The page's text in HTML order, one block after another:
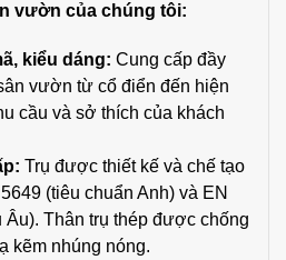
vườn của chúng tôi:
kiểu dáng: Cung cấp đầy
vườn từ cổ điển đến hiện
cầu và sở thích của khách
Trụ được thiết kế và chế tạo
(tiêu chuẩn Anh) và EN
Âu). Thân trụ thép được chống
kẽm nhúng nóng.